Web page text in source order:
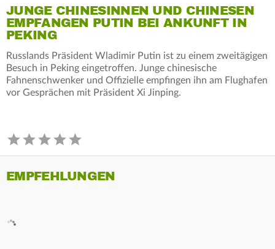
JUNGE CHINESINNEN UND CHINESEN
EMPFANGEN PUTIN BEI ANKUNFT IN
PEKING
Russlands Präsident Wladimir Putin ist zu einem zweitägigen
Besuch in Peking eingetroffen. Junge chinesische
Fahnenschwenker und Offizielle empfingen ihn am Flughafen
vor Gesprächen mit Präsident Xi Jinping.
EMPFEHLUNGEN